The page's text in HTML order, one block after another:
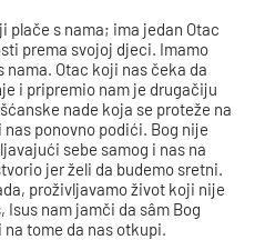
plače s nama; ima jedan Otac
prema svojoj djeci. Imamo
Otac koji nas čeka da
i pripremio nam je drugačiju
nade koja se proteže na
ponovno podići. Bog nije
sebe samog i nas na
jer želi da budemo sretni.
proživljavamo život koji nije
Isus nam jamči da sâm Bog
tome da nas otkupi.